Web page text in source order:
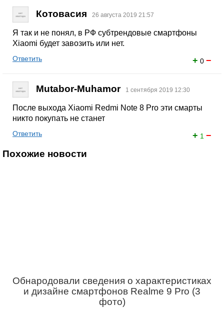
Котовасия 26 августа 2019 21:57
Я так и не понял, в РФ субтрендовые смартфоны
Xiaomi будет завозить или нет.
+ 0 −
Ответить
Mutabor-Muhamor 1 сентября 2019 12:30
После выхода Xiaomi Redmi Note 8 Pro эти смарты
никто покупать не станет
+ 1 −
Ответить
Похожие новости
Обнародовали сведения о характеристиках
и дизайне смартфонов Realme 9 Pro (3
фото)